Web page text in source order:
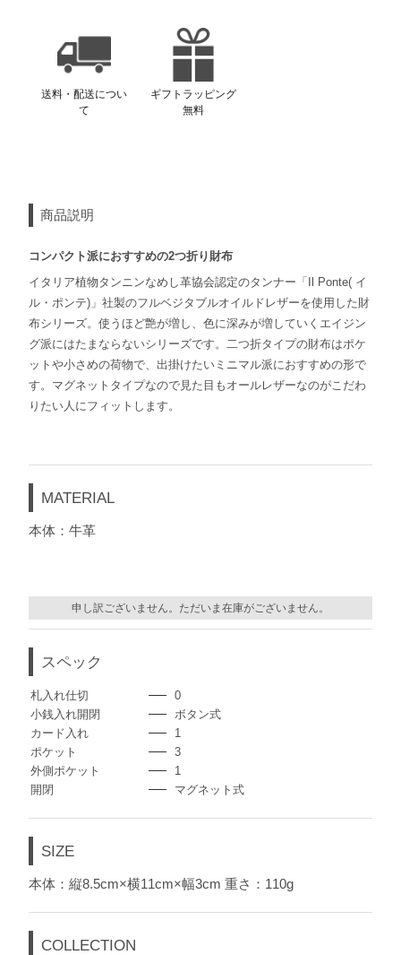
送料・配送につい
て
ギフトラッピング
無料
商品説明
コンパクト派におすすめの2つ折り財布
イタリア植物タンニンなめし革協会認定のタンナー「Il Ponte( イ
ル・ポンテ)」社製のフルベジタブルオイルドレザーを使用した財
布シリーズ。使うほど艶が増し、色に深みが増していくエイジン
グ派にはたまならないシリーズです。二つ折タイプの財布はポケ
ットや小さめの荷物で、出掛けたいミニマル派におすすめの形で
す。マグネットタイプなので見た目もオールレザーなのがこだわ
りたい人にフィットします。
MATERIAL
本体：牛革
申し訳ございません。ただいま在庫がございません。
スペック
札入れ仕切
0
小銭入れ開閉
ボタン式
カード入れ
1
ポケット
3
外側ポケット
1
開閉
マグネット式
SIZE
本体：縦8.5cm×横11cm×幅3cm 重さ：110g
COLLECTION